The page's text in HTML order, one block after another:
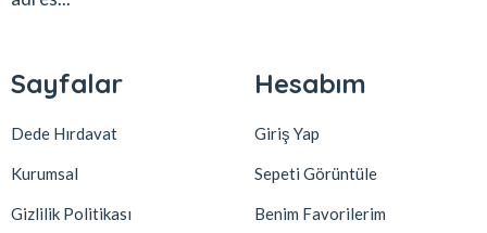
Sayfalar
Dede Hırdavat
Kurumsal
Gizlilik Politikası
Hesabım
Giriş Yap
Sepeti Görüntüle
Benim Favorilerim